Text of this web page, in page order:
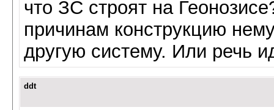
что ЗС строят на
причинам конструкцию
другую систему. Или речь
ddt